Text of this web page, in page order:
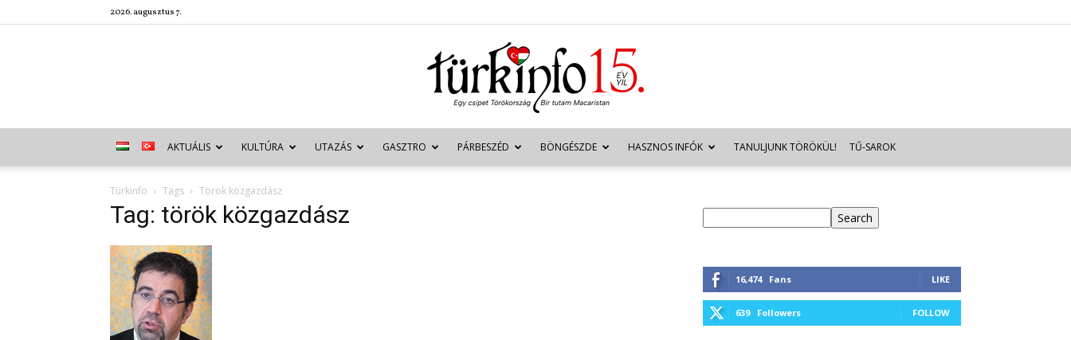
2026. augusztus 7.
Türkinfo
AKTUÁLIS KULTÚRA UTAZÁS GASZTRO PÁRBESZÉD BÖNGÉSZDE HASZNOS INFÓK TANULJUNK TÖRÖKÜL! TŰ-SAROK
Türkinfo Tags Török közgazdász
Tag: török közgazdász Search
16,474 Fans LIKE
639 Followers FOLLOW